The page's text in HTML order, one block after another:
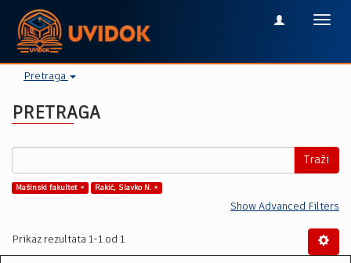
Pretraga
PRETRAGA
Traži
Mašinski fakultet × Rakić, Slavko N. ×
Show Advanced Filters
Prikaz rezultata 1-1 od 1